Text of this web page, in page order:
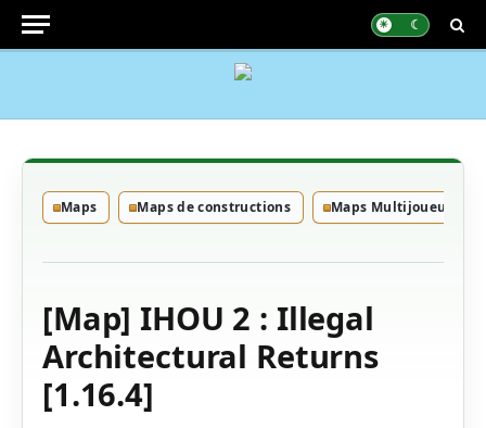
Maps Maps de constructions Maps Multijoueurs
[Map] IHOU 2 : Illegal
Architectural Returns
[1.16.4]